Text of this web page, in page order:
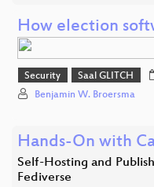
How election
Security Saal GLITCH
Benjamin W. Broersma
Hands-On with
Self-Hosting and
Fediverse